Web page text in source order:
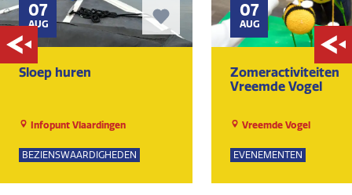
07
AUG
Sloep huren
Infopunt Vlaardingen
BEZIENSWAARDIGHEDEN
07
AUG
Zomeractiviteiten
Vreemde Vogel
Vreemde Vogel
EVENEMENTEN